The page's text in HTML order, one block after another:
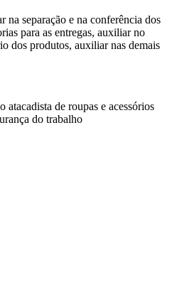
na separação e na conferência dos
para as entregas, auxiliar no
dos produtos, auxiliar nas demais
atacadista de roupas e acessórios
do trabalho